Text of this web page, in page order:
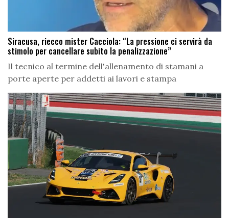
Siracusa, riecco mister Cacciola: “La pressione ci servirà da
stimolo per cancellare subito la penalizzazione”
Il tecnico al termine dell'allenamento di stamani a
porte aperte per addetti ai lavori e stampa